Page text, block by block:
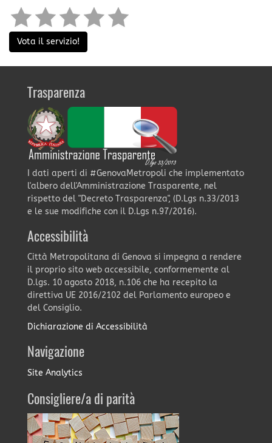
Vota il servizio!
Trasparenza
I dati aperti di #GenovaMetropoli che implementato
l'albero dell'Amministrazione Trasparente, nel
rispetto del "Decreto Trasparenza", (D.Lgs n.33/2013
e le sue modifiche con il D.Lgs n.97/2016).
Accessibilità
Città Metropolitana di Genova si impegna a rendere
il proprio sito web accessibile, conformemente al
D.lgs. 10 agosto 2018, n.106 che ha recepito la
direttiva UE 2016/2102 del Parlamento europeo e
del Consiglio.
Dichiarazione di Accessibilità
Navigazione
Site Analytics
Consigliere/a di parità